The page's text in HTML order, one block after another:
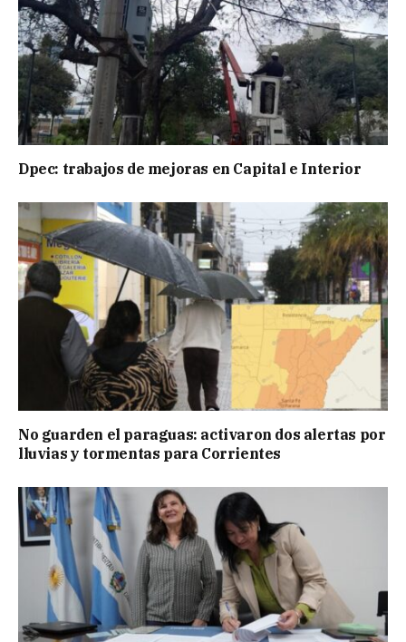
Dpec: trabajos de mejoras en Capital e Interior
No guarden el paraguas: activaron dos alertas por
lluvias y tormentas para Corrientes